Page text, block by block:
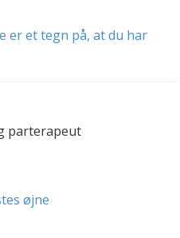
er et tegn på, at du har
parterapeut
øjne